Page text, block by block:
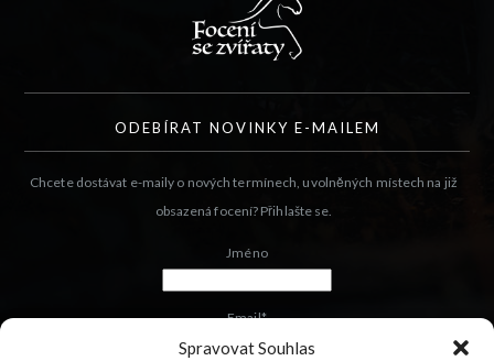
Spravovat Souhlas
ODEBÍRAT NOVINKY E-MAILEM
Chcete dostávat e-maily o nových termínech, uvolněných místech na již
obsazená focení? Přihlašte se.
Jméno
Email*